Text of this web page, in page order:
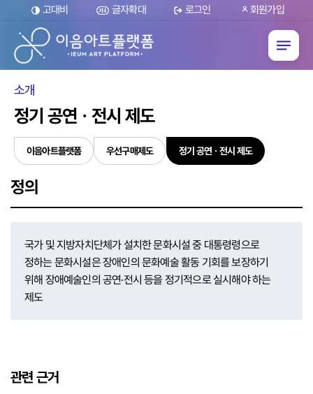
고대비 글자확대 로그인 회원가입
소개
정기 공연ㆍ전시 제도
이음아트플랫폼 우선구매제도 정기 공연ㆍ전시 제도
선
택
정의
국가 및 지방자치단체가 설치한 문화시설 중 대통령령으로
정하는 문화시설은 장애인의 문화예술 활동 기회를 보장하기
위해 장애예술인의 공연·전시 등을 정기적으로 실시해야 하는
제도
관련 근거